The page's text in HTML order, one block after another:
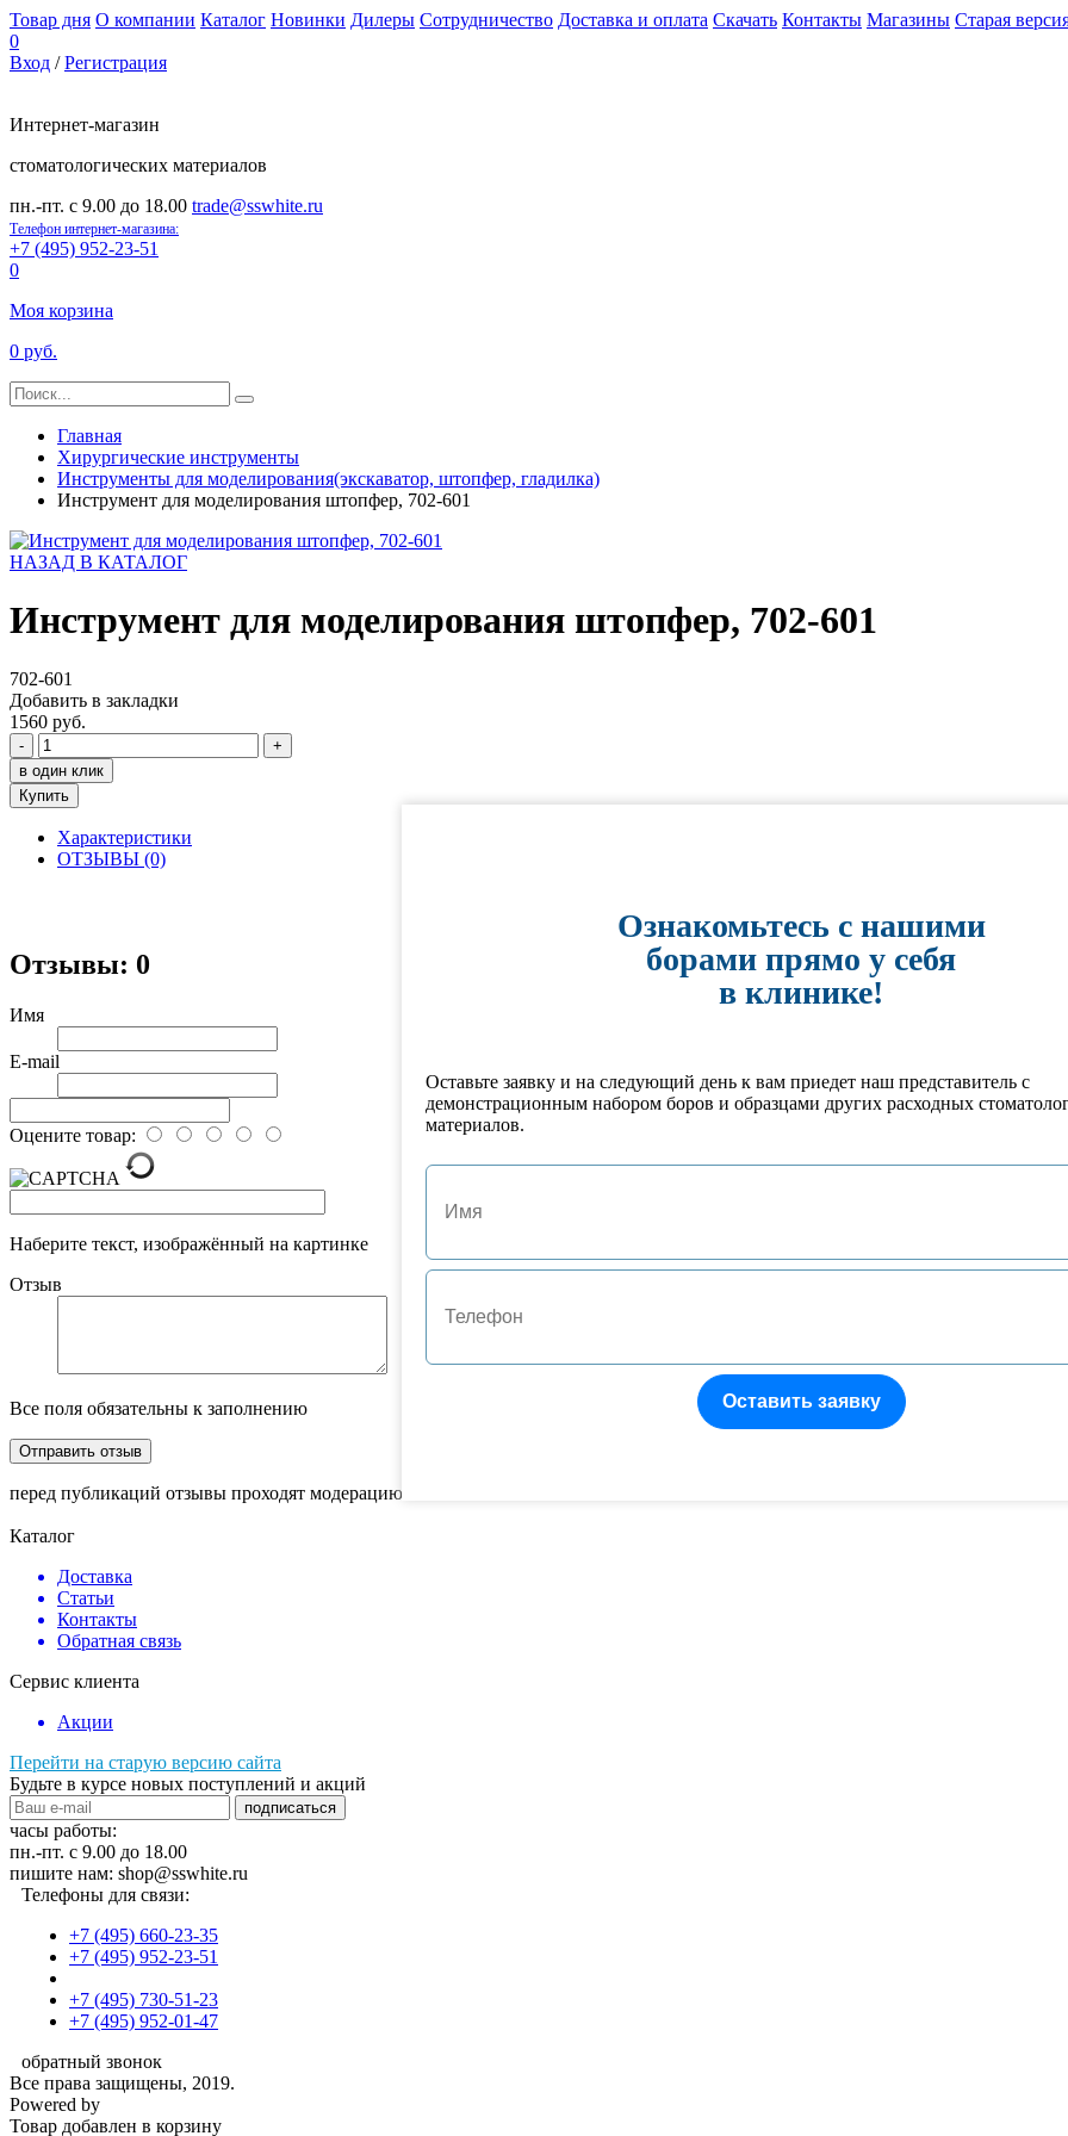
Товар дня О компании Каталог Новинки Дилеры Сотрудничество Доставка и оплата Скачать Контакты Магазины Старая
0
Вход /Регистрация
Интернет-магазин
стоматологических материалов
пн.-пт. с 9.00 до 18.00 trade@sswhite.ru
Телефон интернет-магазина:
+7 (495) 952-23-51
0
Моя корзина
0 руб.
Главная
Хирургические инструменты
Инструменты для моделирования(экскаватор, штопфер, гладилка)
Инструмент для моделирования штопфер, 702-601
НАЗАД В КАТАЛОГ
Инструмент для моделирования штопфер, 702-601
702-601
Добавить в закладки
1560 руб.
-
+
в один клик
Купить
Характеристики
ОТЗЫВЫ (0)
Отзывы: 0
Имя
E-mail
Оцените товар:
Наберите текст, изображённый на картинке
Отзыв
Все поля обязательны к заполнению
перед публикаций отзывы проходят модерацию
Каталог
Доставка
Статьи
Контакты
Обратная связь
Сервис клиента
Акции
Перейти на старую версию сайта
Будьте в курсе новых поступлений и акций
подписаться
часы работы:
пн.-пт. с 9.00 до 18.00
пишите нам: shop@sswhite.ru
Телефоны для связи:
+7 (495) 660-23-35
+7 (495) 952-23-51
+7 (495) 730-51-23
+7 (495) 952-01-47
обратный звонок
Все права защищены, 2019.
Powered by
Товар добавлен в корзину
Ознакомьтесь с нашими
борами прямо у себя
в клинике!
Оставьте заявку и на следующий день к вам приедет наш представитель с
демонстрационным набором боров и образцами других расходных
материалов.
Оставить заявку